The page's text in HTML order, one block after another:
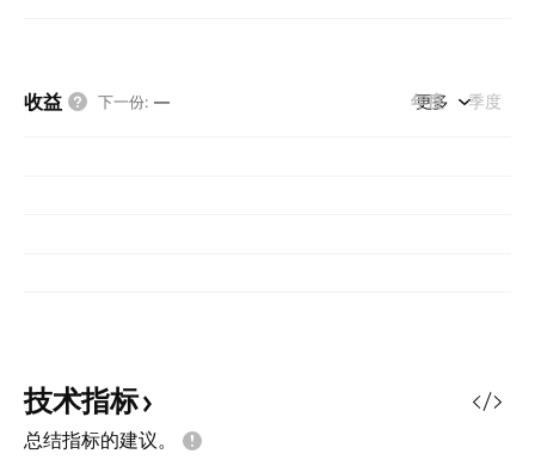
收益 下一份: — 年度 季度
更多
技术指标
总结指标的建议。